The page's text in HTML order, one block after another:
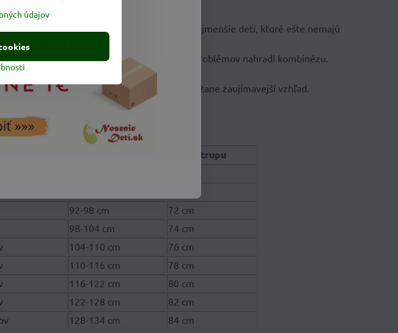
strany.
. Za pútko budú vedieť zavesiť bundičku aj tie najmenšie deti, ktoré ešte nemajú
farebne rovnaký komplet
, ktorý bez problémov nahradí kombinézu.
bezpečnosť dieťaťa a bundička zároveň dostane zaujímavejší vzhľad.
tabuľka softshellová detská bunda Unuo
obvod trupu
92-98 cm
72 cm
98-104 cm
74 cm
104-110 cm
76 cm
110-116 cm
78 cm
116-122 cm
80 cm
122-128 cm
82 cm
128-134 cm 84 cm
údajov